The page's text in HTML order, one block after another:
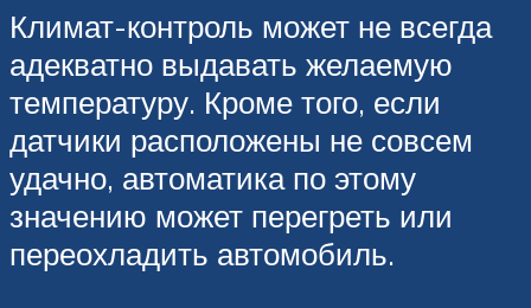
Климат-контроль может не всегда
адекватно выдавать желаемую
температуру. Кроме того, если
датчики расположены не совсем
удачно, автоматика по этому
значению может перегреть или
переохладить автомобиль.